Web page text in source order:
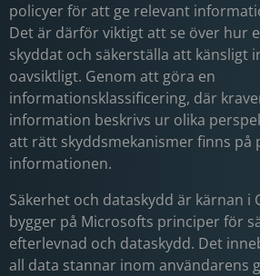
policyer för att ge relevant
Det är därför viktigt att se över hur
skyddat och säkerställa att känsligt
oavsiktligt. Genom att göra en
informationsklassificering, där
information beskrivs ur olika
att rätt skyddsmekanismer finns på
informationen.
Säkerhet och dataskydd är kärnan i
bygger på Microsofts principer för
efterlevnad och dataskydd. Det
all data stannar inom användarens